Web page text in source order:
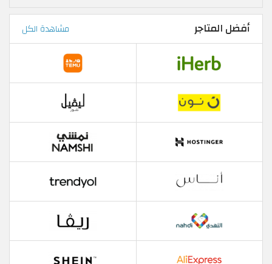
أفضل المتاجر مشاهدة الكل